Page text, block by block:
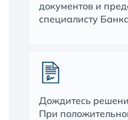
документов и
специалисту
Дождитесь
При